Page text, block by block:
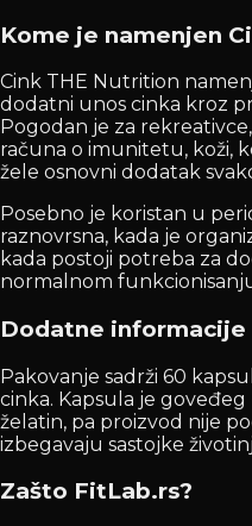
Kome je namenjen
Cink THE Nutrition
dodatni unos cinka kroz
Pogodan je za
računa o imunitetu, koži,
žele osnovni dodatak
Posebno je koristan u
raznovrsna, kada je
kada postoji potreba za
normalnom
Dodatne informacije
Pakovanje sadrži 60
cinka. Kapsula je
želatin, pa proizvod nije
izbegavaju sastojke
Zašto FitLab.rs?